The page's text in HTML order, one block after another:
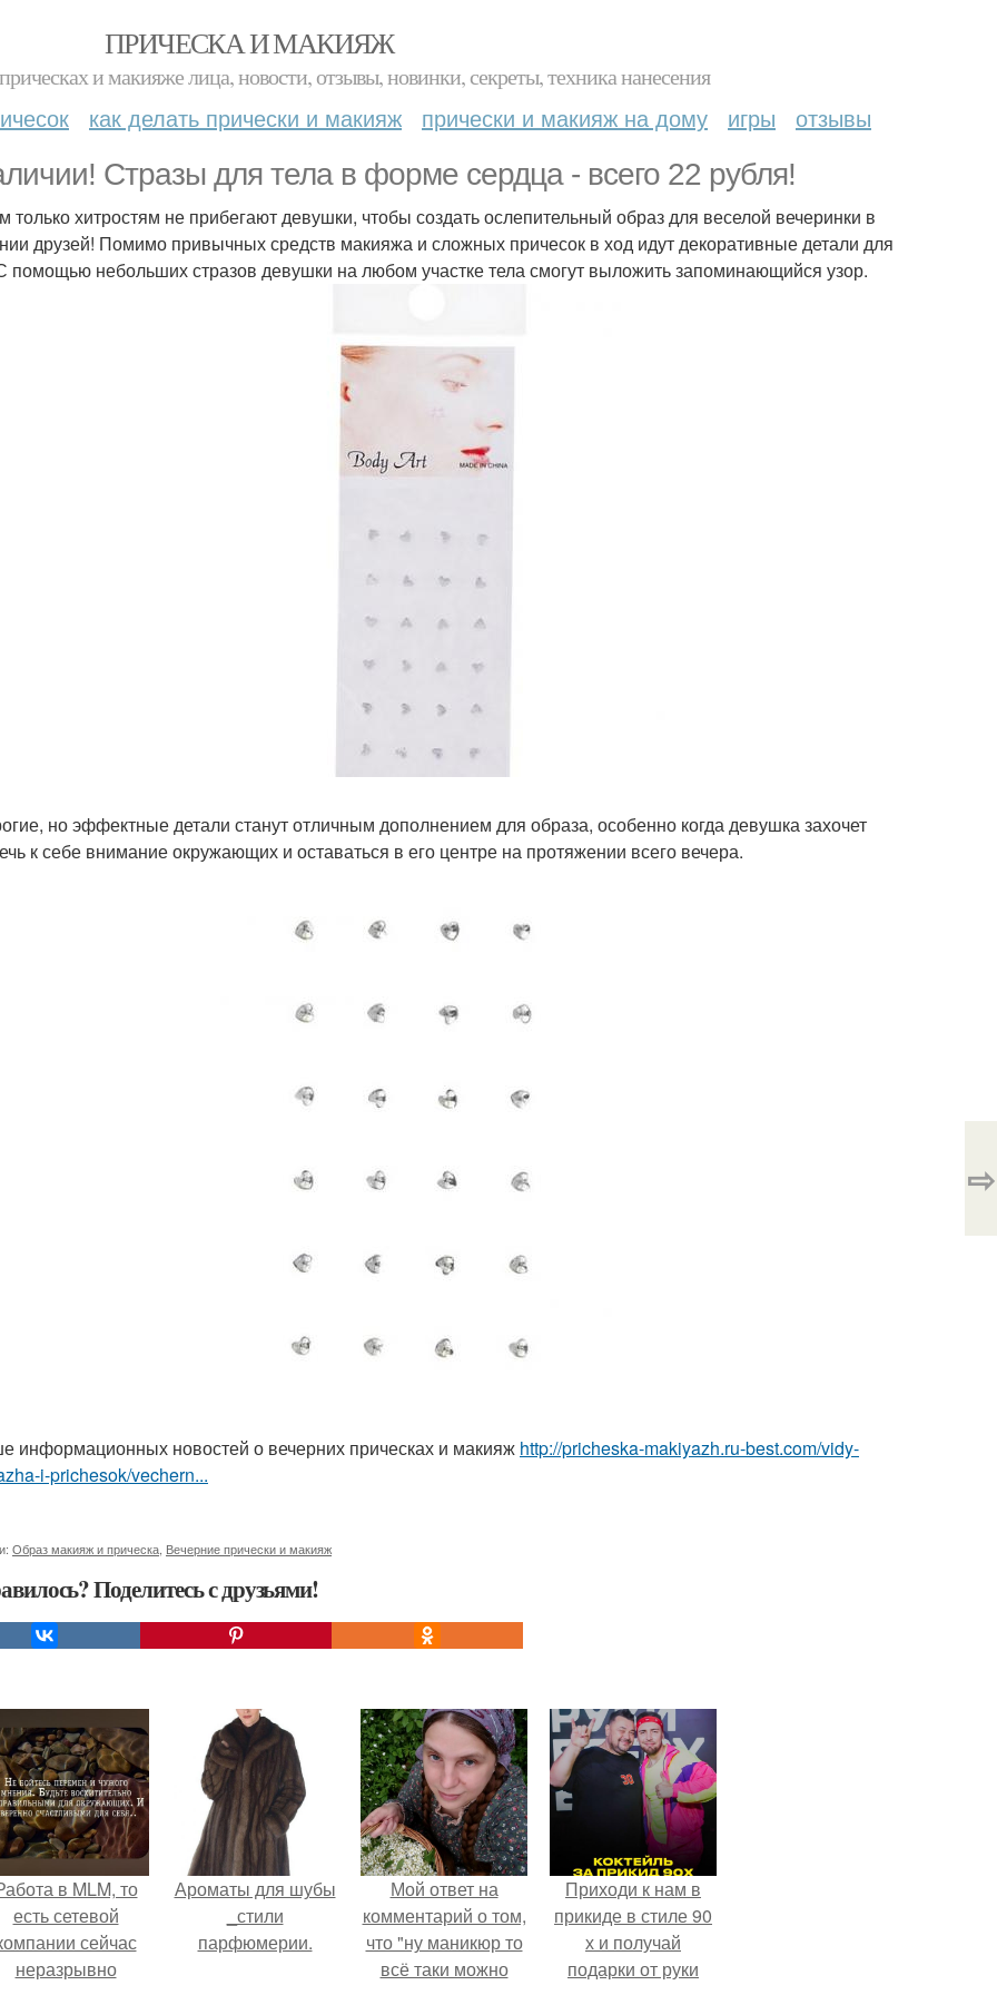
ПРИЧЕСКА И МАКИЯЖ
и макияже лица, новости, отзывы, новинки, секреты, техника нанесения
как делать прически и макияж прически и макияж на дому игры отзывы
Стразы для тела в форме сердца - всего 22 рубля!
только хитростям не прибегают девушки, чтобы создать ослепительный образ для веселой вечеринки в
друзей! Помимо привычных средств макияжа и сложных причесок в ход идут декоративные детали для
помощью небольших стразов девушки на любом участке тела смогут выложить запоминающийся узор.
но эффектные детали станут отличным дополнением для образа, особенно когда девушка захочет
к себе внимание окружающих и оставаться в его центре на протяжении всего вечера.
информационных новостей о вечерних прическах и макияж http://pricheska-makiyazh.ru-best.com/vidy-
i-prichesok/vechern...
Образ макияж и прическа Вечерние прически и макияж
Поделитесь с друзьями!
⇨
в MLM, то
есть сетевой
сейчас
неразрывно
Ароматы для шубы
_стили
парфюмерии.
Мой ответ на
комментарий о том,
что "ну маникюр то
всё таки можно
Приходи к нам в
прикиде в стиле 90
х и получай
подарки от руки